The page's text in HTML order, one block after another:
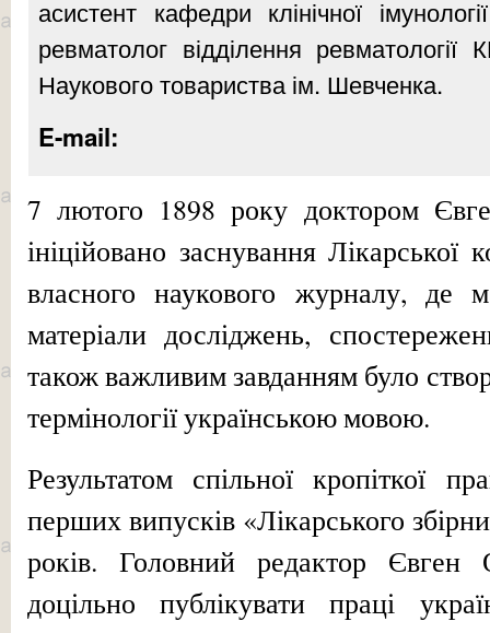
асистент кафедри клінічної
ревматолог відділення
Наукового товариства ім. Шевченка.
E-mail:
7 лютого 1898 року доктором
ініційовано заснування
власного наукового журналу, де
матеріали досліджень,
також важливим завданням було
термінології українською мовою.
Результатом спільної кропіткої
перших випусків «Лікарського
років. Головний редактор
доцільно публікувати праці